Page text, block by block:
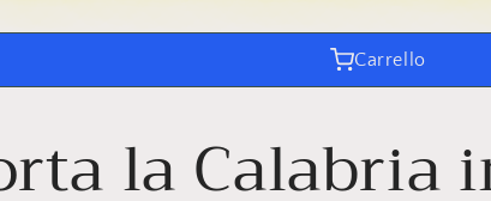
Carrello
la Calabria